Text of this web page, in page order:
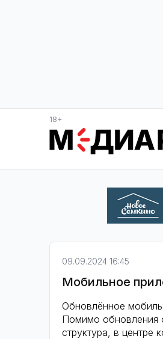
18+
09.09.2024 16:45
Мобильное
Обновлённое
Помимо обновления
структура, в центре